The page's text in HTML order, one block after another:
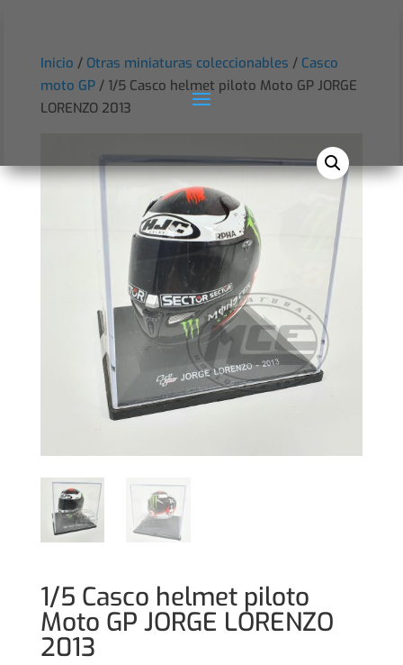
Inicio / Otras miniaturas coleccionables / Casco
moto GP/ 1/5 Casco helmet piloto Moto GP JORGE
LORENZO 2013
1/5 Casco helmet piloto
Moto GP JORGE LORENZO
2013